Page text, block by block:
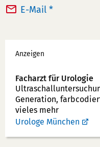
e
n
n
u
m
E-Mail *
Werbung
Anzeigen
Facharzt für Urologie
Generation,
vieles mehr
Urologe München